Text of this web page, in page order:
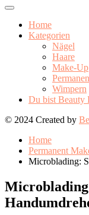
Home
Kategorien
Nägel
Haare
Make-Up
Wimpern
Du bist Beauty
© 2024 Created by
Home
Permanent
Microblading: